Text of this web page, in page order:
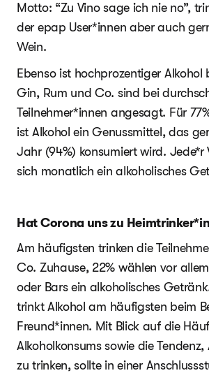
Motto: “Zu Vino sage ich nie no”,
der epap User*innen aber auch
Wein.
Ebenso ist hochprozentiger Alkohol
Gin, Rum und Co. sind bei
Teilnehmer*innen angesagt. Für
ist Alkohol ein Genussmittel, das
Jahr (94%) konsumiert wird. Jede*r
sich monatlich ein alkoholisches
Hat Corona uns zu
Am häufigsten trinken die
Co. Zuhause, 22% wählen vor
oder Bars ein alkoholisches
trinkt Alkohol am häufigsten beim
Freund*innen. Mit Blick auf die
Alkoholkonsums sowie die
zu trinken, sollte in einer